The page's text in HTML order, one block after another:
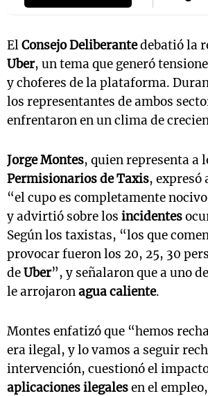
ElConsejo Deliberantedebatió la
Uber, un tema que generó
y choferes de la plataforma.
los representantes de ambos
enfrentaron en un clima de
Jorge Montes, quien representa a
Permisionarios de Taxis, expresó
“el cupo es completamente
y advirtió sobre los incidentes
Según los taxistas, “los que
provocar fueron los 20, 25, 30
deUber”, y señalaron que a uno
le arrojaronagua caliente.
Montes enfatizó que “hemos
era ilegal, y lo vamos a seguir
intervención, cuestionó el
aplicaciones ilegalesen el